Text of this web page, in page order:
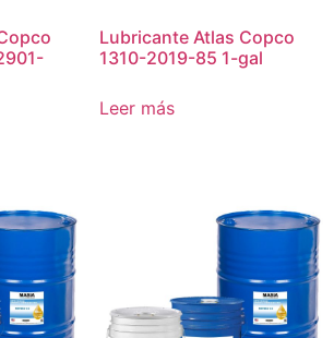
Lubricante Atlas Copco
1310-2019-85 1-gal
Leer más